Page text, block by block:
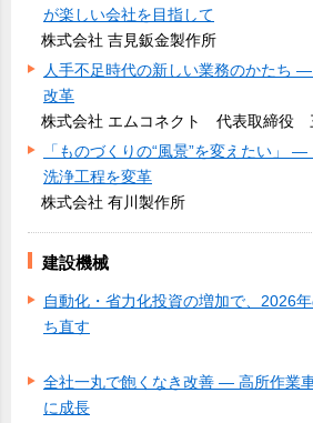
が楽しい会社を目指して
株式会社 吉見鈑金製作所
人手不足時代の新しい業務のかたち
改革
株式会社 エムコネクト 代表取締役
「ものづくりの“風景”を変えたい」
洗浄工程を変革
株式会社 有川製作所
建設機械
自動化・省力化投資の増加で、2026
ち直す
全社一丸で飽くなき改善 ― 高所作業
に成長